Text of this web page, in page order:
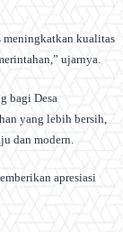
meningkatkan kualitas
ujarnya.
bagi Desa
yang lebih bersih,
dan modern.
apresiasi